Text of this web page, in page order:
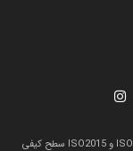
شرکت پایور دیزل آسیا با دستیابی به استاندارد های جهانی ISO9001 و ISO2015 سطح کیفی